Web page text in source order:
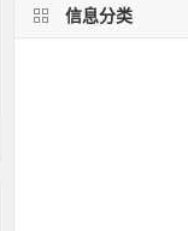
信息分类